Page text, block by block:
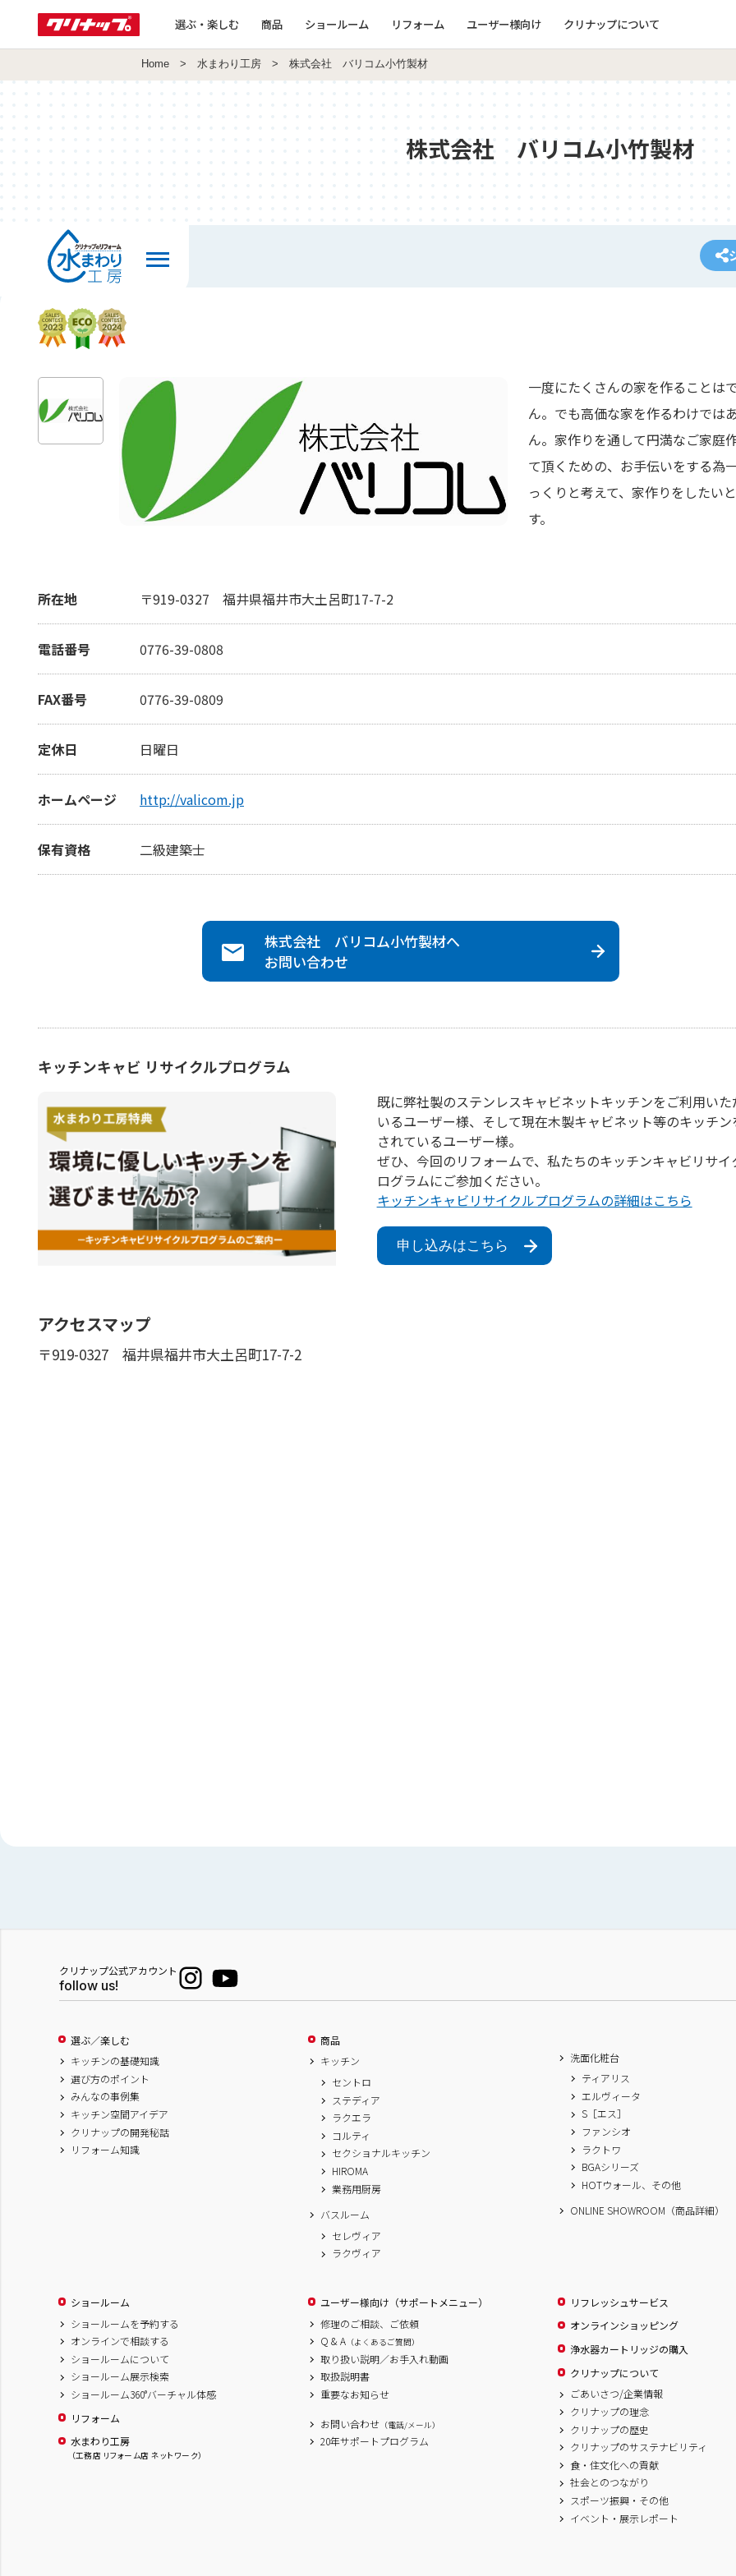
選ぶ・楽しむ 商品 ショールーム リフォーム ユーザー様向け クリナップについて
Home > 水まわり工房 > 株式会社 バリコム小竹製材
株式会社 バリコム小竹製材
一度にたくさんの家を作ることは
ん。でも高価な家を作るわけでは
ん。家作りを通して円満なご家庭
て頂くための、お手伝いをする為
っくりと考えて、家作りをしたい
す。
所在地 〒919-0327 福井県福井市大土呂町17-7-2
電話番号 0776-39-0808
FAX番号 0776-39-0809
定休日 日曜日
ホームページ http://valicom.jp
保有資格 二級建築士
株式会社 バリコム小竹製材へ
お問い合わせ
キッチンキャビ リサイクルプログラム
既に弊社製のステンレスキャビネットキッチンをご利用いた
いるユーザー様、そして現在木製キャビネット等のキッチン
されているユーザー様。
ぜひ、今回のリフォームで、私たちのキッチンキャビリサイ
ログラムにご参加ください。
キッチンキャビリサイクルプログラムの詳細はこちら
申し込みはこちら
アクセスマップ
〒919-0327 福井県福井市大土呂町17-7-2
クリナップ公式アカウント
follow us!
選ぶ／楽しむ
キッチンの基礎知識
選び方のポイント
みんなの事例集
キッチン空間アイデア
クリナップの開発秘話
リフォーム知識
商品
キッチン
セントロ
ステディア
ラクエラ
コルティ
セクショナルキッチン
HIROMA
業務用厨房
バスルーム
セレヴィア
ラクヴィア
洗面化粧台
ティアリス
エルヴィータ
S［エス］
ファンシオ
ラクトワ
BGAシリーズ
HOTウォール、その他
ONLINE SHOWROOM（商品詳細）
ショールーム
ショールームを予約する
オンラインで相談する
ショールームについて
ショールーム展示検索
ショールーム360°バーチャル体感
リフォーム
水まわり工房
（工務店 リフォーム店 ネットワーク）
ユーザー様向け（サポートメニュー）
修理のご相談、ご依頼
Q & A （よくあるご質問）
取り扱い説明／お手入れ動画
取扱説明書
重要なお知らせ
お問い合わせ （電話/メール）
20年サポートプログラム
リフレッシュサービス
オンラインショッピング
浄水器カートリッジの購入
クリナップについて
ごあいさつ/企業情報
クリナップの理念
クリナップの歴史
クリナップのサステナビリティ
食・住文化への貢献
社会とのつながり
スポーツ振興・その他
イベント・展示レポート